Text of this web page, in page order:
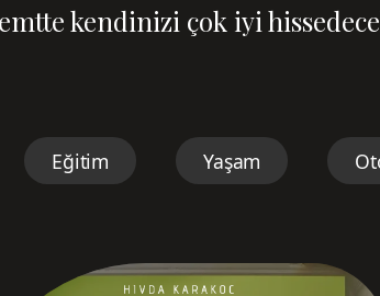
kendinizi çok iyi
Eğitim Yaşam